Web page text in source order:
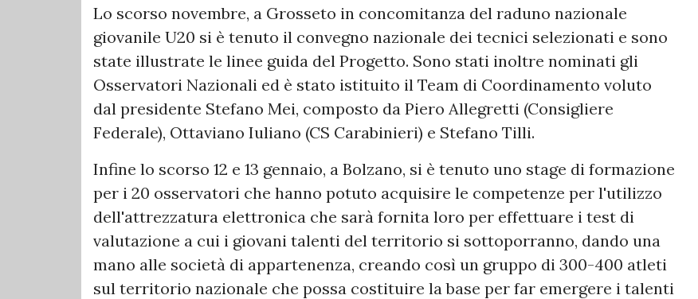
Lo scorso novembre, a Grosseto in concomitanza del raduno nazionale
giovanile U20 si è tenuto il convegno nazionale dei tecnici selezionati e sono
state illustrate le linee guida del Progetto. Sono stati inoltre nominati gli
Osservatori Nazionali ed è stato istituito il Team di Coordinamento voluto
dal presidente Stefano Mei, composto da Piero Allegretti (Consigliere
Federale), Ottaviano Iuliano (CS Carabinieri) e Stefano Tilli.
Infine lo scorso 12 e 13 gennaio, a Bolzano, si è tenuto uno stage di formazione
per i 20 osservatori che hanno potuto acquisire le competenze per l'utilizzo
dell'attrezzatura elettronica che sarà fornita loro per effettuare i test di
valutazione a cui i giovani talenti del territorio si sottoporranno, dando una
mano alle società di appartenenza, creando così un gruppo di 300-400 atleti
sul territorio nazionale che possa costituire la base per far emergere i talenti